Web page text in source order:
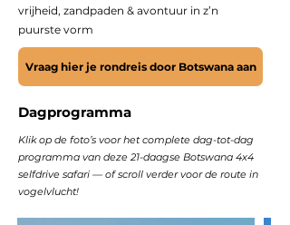
vrijheid, zandpaden & avontuur in z’n
puurste vorm
Vraag hier je rondreis door Botswana aan
Dagprogramma
Klik op de foto’s voor het complete dag-tot-dag
programma van deze 21-daagse Botswana 4x4
selfdrive safari — of scroll verder voor de route in
vogelvlucht!